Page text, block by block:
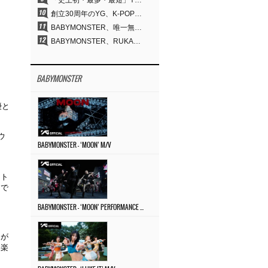
創立30周年のYG、K-POP公演界に何を残したのか
BABYMONSTER、唯一無二のビジュアルと圧倒的な表現力…『MOON』
BABYMONSTER、RUKA＆CHIQUITAの「MOON」ビジュアルを公開…洗練されたカリスマ性・ユニークなビジュアル
BABYMONSTER
BABYMONSTER – ‘MOON’ M/V